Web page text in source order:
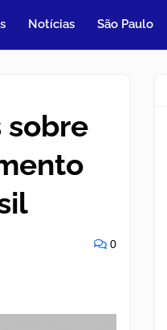
Notícias São Paulo
sobre
0